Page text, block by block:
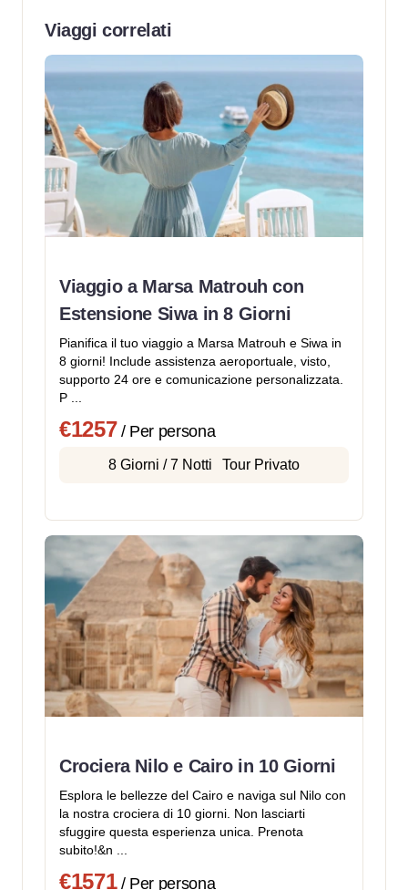
Viaggi correlati
Viaggio a Marsa Matrouh con
Estensione Siwa in 8 Giorni
Pianifica il tuo viaggio a Marsa Matrouh e Siwa in
8 giorni! Include assistenza aeroportuale, visto,
supporto 24 ore e comunicazione personalizzata.
P ...
€1257 / Per persona
8 Giorni / 7 Notti Tour Privato
Crociera Nilo e Cairo in 10 Giorni
Esplora le bellezze del Cairo e naviga sul Nilo con
la nostra crociera di 10 giorni. Non lasciarti
sfuggire questa esperienza unica. Prenota
subito!&n ...
€1571/ Per persona